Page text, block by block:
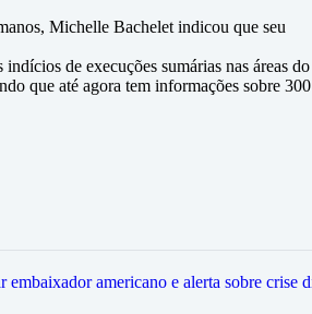
Michelle Bachelet indicou que seu
de execuções sumárias nas áreas do
que até agora tem informações sobre 300